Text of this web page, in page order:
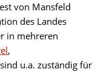
von Mansfeld
des Landes
in mehreren
,
u.a. zuständig für